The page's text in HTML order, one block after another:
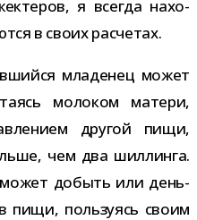
я все­гда нахо­
в своих расчетах.
мла­де­нец может
моло­ком матери,
дру­гой пищи,
чем два шил­линга.
добыть или день­
пищи, поль­зу­ясь своим